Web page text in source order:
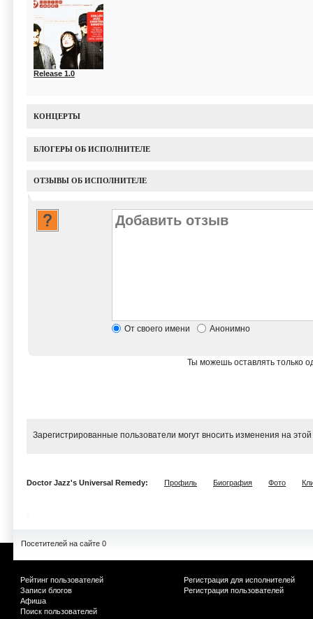
Release 1.0
КОНЦЕРТЫ
БЛОГЕРЫ ОБ ИСПОЛНИТЕЛЕ
ОТЗЫВЫ ОБ ИСПОЛНИТЕЛЕ
От своего имени Анонимно
Ты можешь оставлять только
Зарегистрированные пользователи могут вносить изменения на
Doctor Jazz's Universal Remedy: Профиль Биография Фото
Посетителей на сайте 0
Рейтинг пользователей
Записи блогов
Афиша
Поиск пользователей
Регистрация для исполнителей
Регистрация пользователей